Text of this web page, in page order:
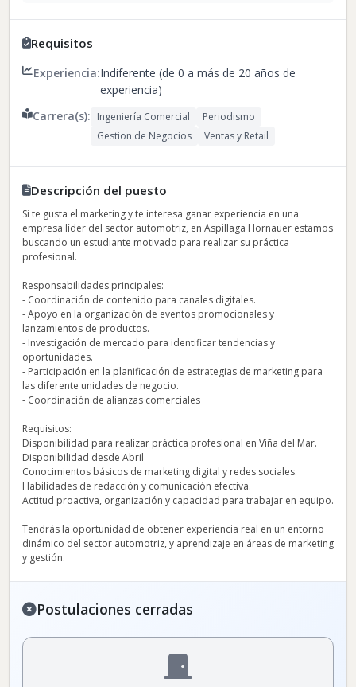
Requisitos
Experiencia:Indiferente (de 0 a más de 20 años de
experiencia)
Carrera(s): Ingeniería Comercial
Periodismo
Gestion de Negocios
Ventas y Retail
Descripción del puesto
Si te gusta el marketing y te interesa ganar experiencia en una
empresa líder del sector automotriz, en Aspillaga Hornauer estamos
buscando un estudiante motivado para realizar su práctica
profesional.
Responsabilidades principales:
- Coordinación de contenido para canales digitales.
- Apoyo en la organización de eventos promocionales y
lanzamientos de productos.
- Investigación de mercado para identificar tendencias y
oportunidades.
- Participación en la planificación de estrategias de marketing para
las diferente unidades de negocio.
- Coordinación de alianzas comerciales
Requisitos:
Disponibilidad para realizar práctica profesional en Viña del Mar.
Disponibilidad desde Abril
Conocimientos básicos de marketing digital y redes sociales.
Habilidades de redacción y comunicación efectiva.
Actitud proactiva, organización y capacidad para trabajar en equipo.
Tendrás la oportunidad de obtener experiencia real en un entorno
dinámico del sector automotriz, y aprendizaje en áreas de marketing
y gestión.
Postulaciones cerradas